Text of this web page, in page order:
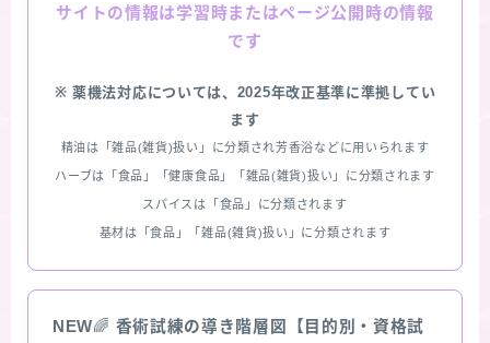
サイトの情報は学習時またはページ公開時の情報
です
※ 薬機法対応については、2025年改正基準に準拠してい
ます
精油は「雑品(雑貨)扱い」に分類され芳香浴などに用いられます
ハーブは「食品」「健康食品」「雑品(雑貨)扱い」に分類されます
スパイスは「食品」に分類されます
基材は「食品」「雑品(雑貨)扱い」に分類されます
NEW🌈 香術試練の導き階層図【目的別・資格試